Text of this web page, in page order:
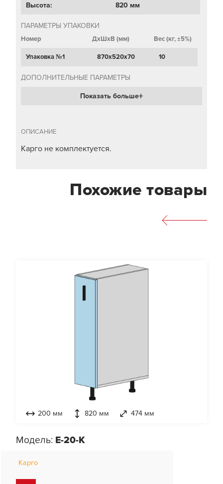
Высота: 820 мм
ПАРАМЕТРЫ УПАКОВКИ
Номер ДхШхВ (мм) Вес (кг, ±5%)
Упаковка №1 870х520х70 10
ДОПОЛНИТЕЛЬНЫЕ ПАРАМЕТРЫ
Показать больше
ОПИСАНИЕ
Карго не комплектуется.
Похожие товары
200 мм 820 мм 474 мм
Модель: E-20-K
Карго